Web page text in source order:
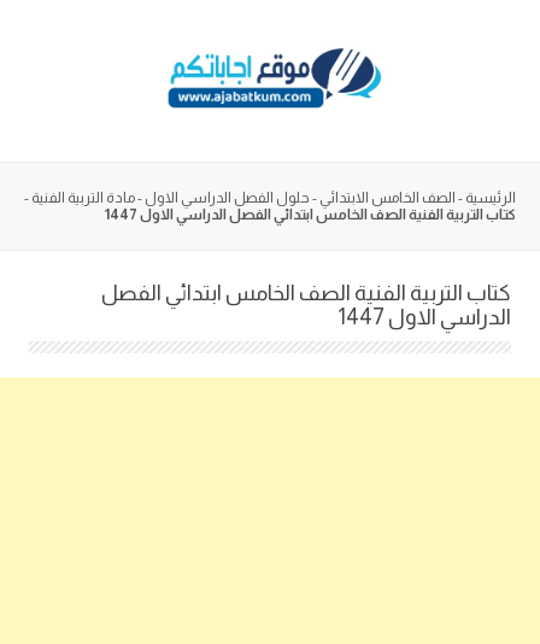
الرئيسية - الصف الخامس الابتدائي - حلول الفصل الدراسي الاول -مادة التربية الفنية -
كتاب التربية الفنية الصف الخامس ابتدائي الفصل الدراسي الاول 1447
كتاب التربية الفنية الصف الخامس ابتدائي الفصل
الدراسي الاول 1447